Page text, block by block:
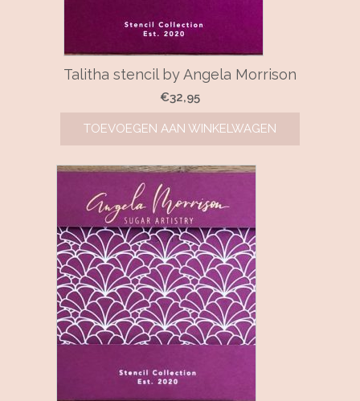
Talitha stencil by Angela Morrison
€32,95
TOEVOEGEN AAN WINKELWAGEN